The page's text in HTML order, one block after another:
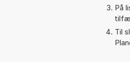
På
Til